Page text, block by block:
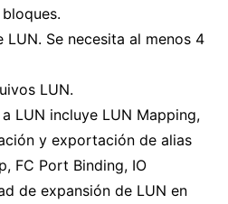
Se necesita al menos 4
LUN.
LUN incluye LUN Mapping,
y exportación de alias
FC Port Binding, IO
de expansión de LUN en